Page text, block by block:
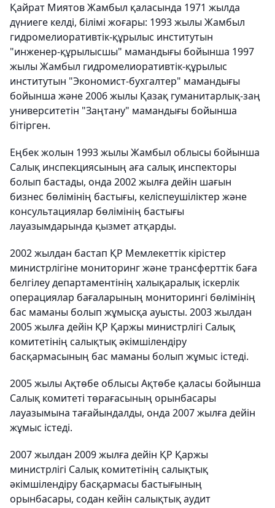
Қайрат Миятов Жамбыл қаласында 1971 жылда
дүниеге келді, білімі жоғары: 1993 жылы Жамбыл
гидромелиоративтік-құрылыс институтын
"инженер-құрылысшы" мамандығы бойынша 1997
жылы Жамбыл гидромелиоративтік-құрылыс
институтын "Экономист-бухгалтер" мамандығы
бойынша және 2006 жылы Қазақ гуманитарлық-заң
университетін "Заңтану" мамандығы бойынша
бітірген.
Еңбек жолын 1993 жылы Жамбыл облысы бойынша
Салық инспекциясының аға салық инспекторы
болып бастады, онда 2002 жылға дейін шағын
бизнес бөлімінің бастығы, келіспеушіліктер және
консультациялар бөлімінің бастығы
лауазымдарында қызмет атқарды.
2002 жылдан бастап ҚР Мемлекеттік кірістер
министрлігіне мониторинг және трансферттік баға
белгілеу департаментінің халықаралық іскерлік
операциялар бағаларының мониторингі бөлімінің
бас маманы болып жұмысқа ауысты. 2003 жылдан
2005 жылға дейін ҚР Қаржы министрлігі Салық
комитетінің салықтық әкімшілендіру
басқармасының бас маманы болып жұмыс істеді.
2005 жылы Ақтөбе облысы Ақтөбе қаласы бойынша
Салық комитеті төрағасының орынбасары
лауазымына тағайындалды, онда 2007 жылға дейін
жұмыс істеді.
2007 жылдан 2009 жылға дейін ҚР Қаржы
министрлігі Салық комитетінің салықтық
әкімшілендіру басқармасы бастығының
орынбасары, содан кейін салықтық аудит